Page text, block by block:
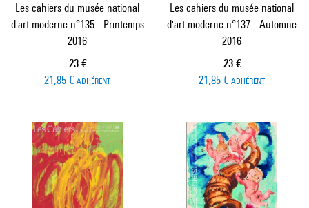
Les cahiers du musée national
d'art moderne n°135 - Printemps
2016
Prix ​​actuel
23 €
21,85 € ADHÉRENT
Les cahiers du musée national
d'art moderne n°137 - Automne
2016
Prix ​​actuel
23 €
21,85 € ADHÉRENT